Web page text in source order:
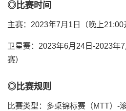
◎比赛时间
主赛：2023年7月1日（晚上21:00
卫星赛：2023年6月24日-2023年
赛）
◎比赛规则
比赛类型：多桌锦标赛（MTT）-